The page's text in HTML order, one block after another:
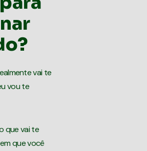
vai te
vou te
que vai te
que você